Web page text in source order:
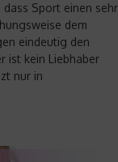
Sport einen sehr
dem
eindeutig den
ist kein Liebhaber
nur in